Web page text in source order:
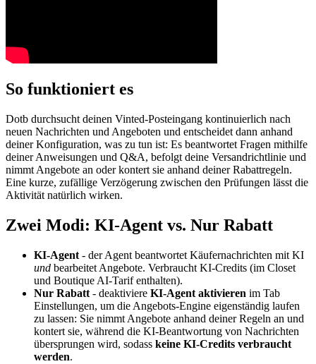
So funktioniert es
Dotb durchsucht deinen Vinted-Posteingang kontinuierlich nach
neuen Nachrichten und Angeboten und entscheidet dann anhand
deiner Konfiguration, was zu tun ist: Es beantwortet Fragen mithilfe
deiner Anweisungen und Q&A, befolgt deine Versandrichtlinie und
nimmt Angebote an oder kontert sie anhand deiner Rabattregeln.
Eine kurze, zufällige Verzögerung zwischen den Prüfungen lässt die
Aktivität natürlich wirken.
Zwei Modi: KI-Agent vs. Nur Rabatt
KI-Agent - der Agent beantwortet Käufernachrichten mit KI
und bearbeitet Angebote. Verbraucht KI-Credits (im Closet
und Boutique AI-Tarif enthalten).
Nur Rabatt - deaktiviere KI-Agent aktivieren im Tab
Einstellungen, um die Angebots-Engine eigenständig laufen
zu lassen: Sie nimmt Angebote anhand deiner Regeln an und
kontert sie, während die KI-Beantwortung von Nachrichten
übersprungen wird, sodass keine KI-Credits verbraucht
werden.